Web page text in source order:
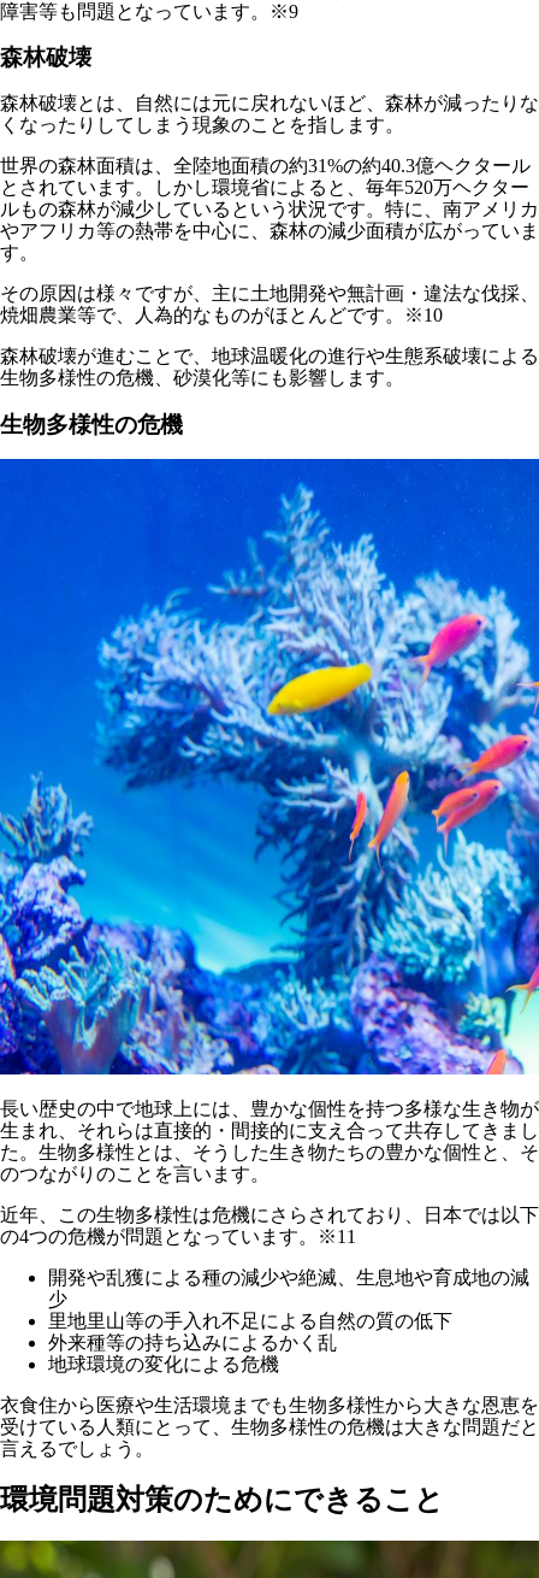
障害等も問題となっています。※9
森林破壊
森林破壊とは、自然には元に戻れないほど、森林が減ったりな
くなったりしてしまう現象のこと を指します。
世界の森林面積は、全陸地面積の約31%の約40.3億ヘクタール
とされています。しかし環境省によると、毎年520万ヘクター
ルもの森林が減少しているという状況です。特に、南アメリカ
やアフリカ等の熱帯を中心に、森林の減少面積が広がっていま
す。
その原因は様々ですが、主に土地開発や無計画・違法な伐採、
焼畑農業等で、人為的なものがほとんどです。※10
森林破壊が進むことで、地球温暖化の進行や生態系破壊による
生物多様性の危機、砂漠化等にも影響します。
生物多様性の危機
長い歴史の中で地球上には、豊かな個性を持つ多様な生き物が
生まれ、それらは直接的・間接的に支え合って共存してきまし
た。生物多様性とは、そうした生き物たちの豊かな個性と、そ
のつながりのことを言います。
近年、この生物多様性は危機にさらされており、日本では以下
の4つの危機が問題となっています。※11
開発や乱獲による種の減少や絶滅、生息地や育成地の減
少
里地里山等の手入れ不足による自然の質の低下
外来種等の持ち込みによるかく乱
地球環境の変化による危機
衣食住から医療や生活環境までも生物多様性から大きな恩恵を
受けている人類にとって、生物多様性の危機は大きな問題だと
言えるでしょう。
環境問題対策のためにできること